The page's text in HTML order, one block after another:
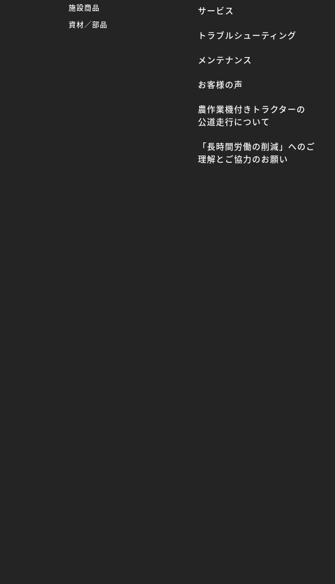
施設商品
資材／部品
サービス
トラブルシューティング
メンテナンス
お客様の声
農作業機付きトラクターの
公道走行について
「長時間労働の削減」へのご
理解とご協力のお願い